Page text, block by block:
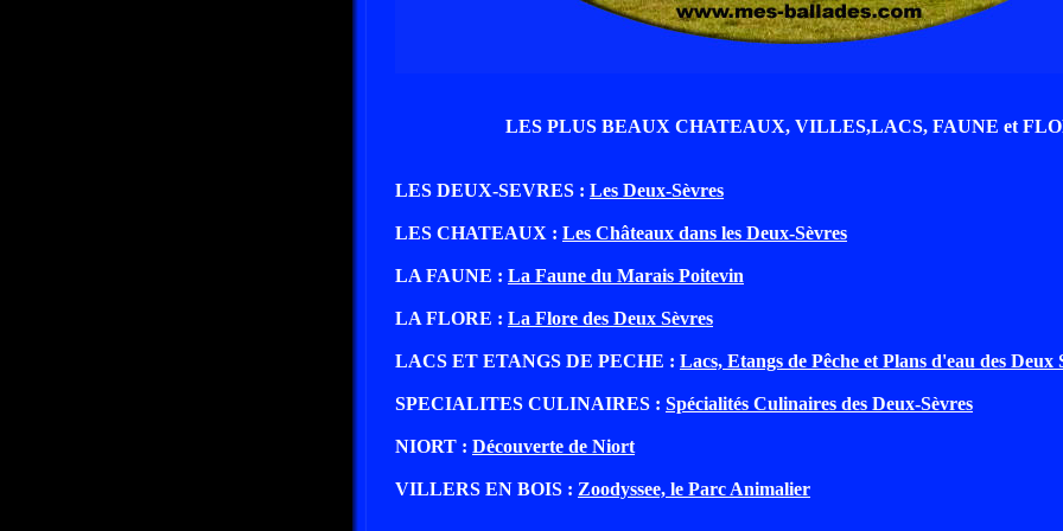
LES PLUS BEAUX CHATEAUX, VILLES,LACS, FAUNE et
LES DEUX-SEVRES : Les Deux-Sèvres
LES CHATEAUX : Les Châteaux dans les Deux-Sèvres
LA FAUNE : La Faune du Marais Poitevin
LA FLORE : La Flore des Deux Sèvres
LACS ET ETANGS DE PECHE : Lacs, Etangs de Pêche et Plans d'eau des Deux
SPECIALITES CULINAIRES : Spécialités Culinaires des Deux-Sèvres
NIORT : Découverte de Niort
VILLERS EN BOIS : Zoodyssee, le Parc Animalier